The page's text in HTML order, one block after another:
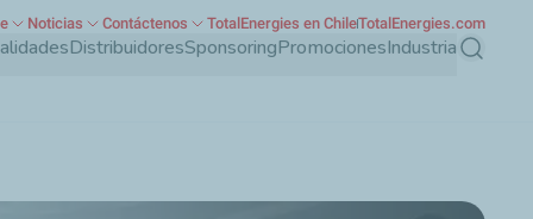
DistribuidoresSponsoringPromocionesIndustria Buscar
Noticias Contáctenos TotalEnergies en ChileTotalEnergies.com